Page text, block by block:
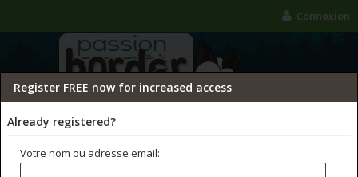
Connexion
Register FREE now for increased access
Already registered?
Votre nom ou adresse email: